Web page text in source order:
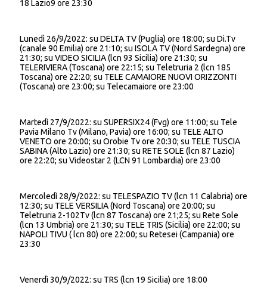
18 Lazio9 ore 23:30
Lunedì 26/9/2022: su DELTA TV (Puglia) ore 18:00; su Di.Tv
(canale 90 Emilia) ore 21:10; su ISOLA TV (Nord Sardegna) ore
21:30; su VIDEO SICILIA (lcn 93 Sicilia) ore 21:30; su
TELERIVIERA (Toscana) ore 22:15; su Teletruria 2 (lcn 185
Toscana) ore 22:20; su TELE CAMAIORE NUOVI ORIZZONTI
(Toscana) ore 23:00; su Telecamaiore ore 23:00
Martedì 27/9/2022: su SUPERSIX24 (Fvg) ore 11:00; su Tele
Pavia Milano Tv (Milano, Pavia) ore 16:00; su TELE ALTO
VENETO ore 20:00; su Orobie Tv ore 20:30; su TELE TUSCIA
SABINA (Alto Lazio) ore 21:30; su RETE SOLE (lcn 87 Lazio)
ore 22:20; su Videostar 2 (LCN 91 Lombardia) ore 23:00
Mercoledì 28/9/2022: su TELESPAZIO TV (lcn 11 Calabria) ore
12:30; su TELE VERSILIA (Nord Toscana) ore 20:00; su
Teletruria 2-102Tv (lcn 87 Toscana) ore 21;25; su Rete Sole
(lcn 13 Umbria) ore 21:30; su TELE TRIS (Sicilia) ore 22:00; su
NAPOLI TIVU ( lcn 80) ore 22:00; su Retesei (Campania) ore
23:30
Venerdì 30/9/2022: su TRS (lcn 19 Sicilia) ore 18:00